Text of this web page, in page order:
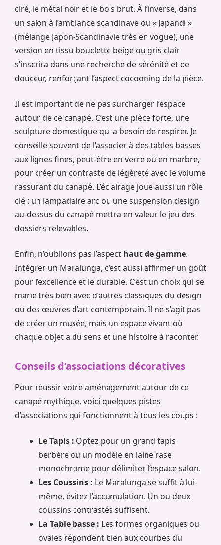
ciré, le métal noir et le bois brut. À l’inverse, dans
un salon à l’ambiance scandinave ou « Japandi »
(mélange Japon-Scandinavie très en vogue), une
version en tissu bouclette beige ou gris clair
s’inscrira dans une recherche de sérénité et de
douceur, renforçant l’aspect cocooning de la pièce.
Il est important de ne pas surcharger l’espace
autour de ce canapé. C’est une pièce forte, une
sculpture domestique qui a besoin de respirer. Je
conseille souvent de l’associer à des tables basses
aux lignes fines, peut-être en verre ou en marbre,
pour créer un contraste de légèreté avec le volume
rassurant du canapé. L’éclairage joue aussi un rôle
clé : un lampadaire arc ou une suspension design
au-dessus du canapé mettra en valeur le jeu des
dossiers relevables.
Enfin, n’oublions pas l’aspect haut de gamme.
Intégrer un Maralunga, c’est aussi affirmer un goût
pour l’excellence et le durable. C’est un choix qui se
marie très bien avec d’autres classiques du design
ou des œuvres d’art contemporain. Il ne s’agit pas
de créer un musée, mais un espace vivant où
chaque objet a du sens et une histoire à raconter.
Conseils d’associations décoratives
Pour réussir votre aménagement autour de ce
canapé mythique, voici quelques pistes
d’associations qui fonctionnent à tous les coups :
Le Tapis : Optez pour un grand tapis
berbère ou un modèle en laine rase
monochrome pour délimiter l’espace salon.
Les Coussins : Le Maralunga se suffit à lui-
même, évitez l’accumulation. Un ou deux
coussins contrastés suffisent.
La Table basse : Les formes organiques ou
ovales répondent bien aux courbes du